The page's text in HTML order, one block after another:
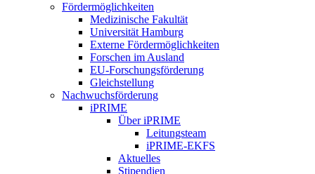
Fördermöglichkeiten
Medizinische Fakultät
Universität Hamburg
Externe Fördermöglichkeiten
Forschen im Ausland
EU-Forschungsförderung
Gleichstellung
Nachwuchsförderung
iPRIME
Über iPRIME
Leitungsteam
iPRIME-EKFS
Aktuelles
Stipendien